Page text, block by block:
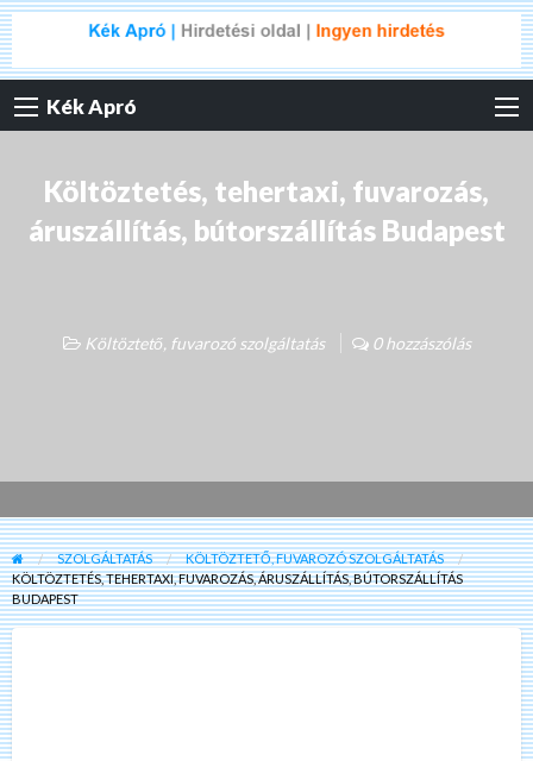
Kék Apró
Költöztetés, tehertaxi, fuvarozás,
áruszállítás, bútorszállítás Budapest
Költöztető, fuvarozó szolgáltatás 0 hozzászólás
SZOLGÁLTATÁS
KÖLTÖZTETŐ, FUVAROZÓ SZOLGÁLTATÁS
KÖLTÖZTETÉS, TEHERTAXI, FUVAROZÁS, ÁRUSZÁLLÍTÁS, BÚTORSZÁLLÍTÁS
BUDAPEST